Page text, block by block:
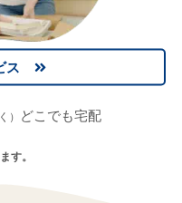
ス
）
どこでも宅配
す。